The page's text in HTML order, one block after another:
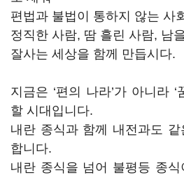
편법과 불법이 통하지 않는 사
정직한 사람, 땀 흘린 사람, 남
잘사는 세상을 함께 만듭시다.
지금은 ‘편의 나라’가 아니라
할 시대입니다.
내란 종식과 함께 내전과도
합니다.
내란 종식을 넘어 불평등 종식